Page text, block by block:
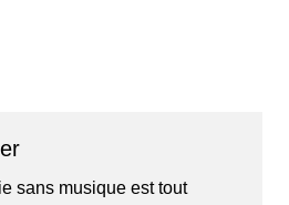
sans musique est tout